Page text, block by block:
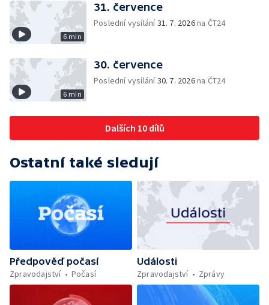
6 min
31. července
Poslední vysílání31. 7. 2026na ČT24
6 min
30. července
Poslední vysílání30. 7. 2026na ČT24
Dalších 10 dílů
Ostatní také sledují
Předpověď počasí
Zpravodajství
Počasí
Události
Zpravodajství
Zprávy